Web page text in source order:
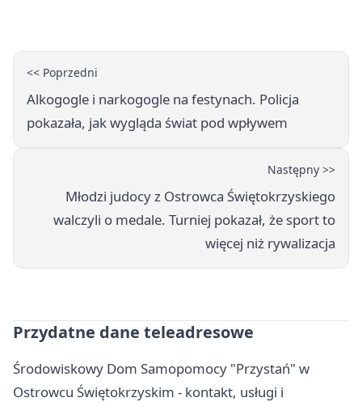
<< Poprzedni
Alkogogle i narkogogle na festynach. Policja
pokazała, jak wygląda świat pod wpływem
Następny >>
Młodzi judocy z Ostrowca Świętokrzyskiego
walczyli o medale. Turniej pokazał, że sport to
więcej niż rywalizacja
Przydatne dane teleadresowe
Środowiskowy Dom Samopomocy "Przystań" w
Ostrowcu Świętokrzyskim - kontakt, usługi i